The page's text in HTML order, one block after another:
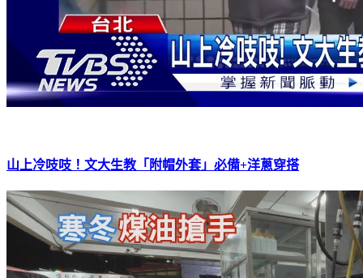
山上冷吱吱！文大生教「附帽外套」必備+洋蔥穿搭